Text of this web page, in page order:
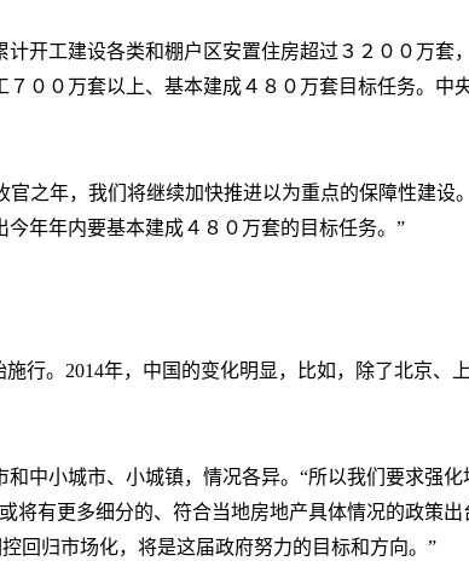
开工建设各类和棚户区安置住房超过３２００万
００万套以上、基本建成４８０万套目标任务。中
之年，我们将继续加快推进以为重点的保障性建
年年内要基本建成４８０万套的目标任务。”
行。2014年，中国的变化明显，比如，除了北京
中小城市、小城镇，情况各异。“所以我们要求强
有更多细分的、符合当地房地产具体情况的政策
回归市场化，将是这届政府努力的目标和方向。”